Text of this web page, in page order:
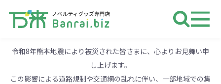
令和8年熊本地震により被災された皆さまに、心よりお見舞い申
し上げます。
この影響による道路規制や交通網の乱れに伴い、一部地域での集